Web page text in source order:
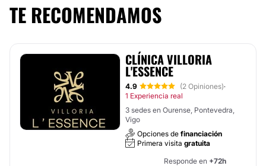
TE RECOMENDAMOS
CLÍNICA VILLORIA
L'ESSENCE
4.9 (2 Opiniones)·
1 Experiencia real
3 sedes en Ourense, Pontevedra,
Vigo
Opciones de financiación
Primera visita gratuita
Responde en +72h